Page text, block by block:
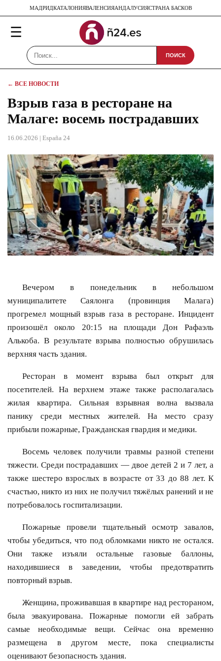
МАДРИДКАТАЛОНИЯВАЛЕНСИЯАНДАЛУСИЯСТРАНА БАСКОВ
☰
ПОИСК
← ВСЕ НОВОСТИ
Взрыв газа в ресторане на
Малаге: восемь пострадавших
16.06.2026 | España 24
Вечером в понедельник в небольшом
муниципалитете Саялонга (провинция Малага)
прогремел мощный взрыв газа в ресторане. Инцидент
произошёл около 20:15 на площади Дон Рафаэль
Алькоба. В результате взрыва полностью обрушилась
верхняя часть здания.
Ресторан в момент взрыва был открыт для
посетителей. На верхнем этаже также располагалась
жилая квартира. Сильная взрывная волна вызвала
панику среди местных жителей. На место сразу
прибыли пожарные, Гражданская гвардия и медики.
Восемь человек получили травмы разной степени
тяжести. Среди пострадавших — двое детей 2 и 7 лет, а
также шестеро взрослых в возрасте от 33 до 88 лет. К
счастью, никто из них не получил тяжёлых ранений и не
потребовалось госпитализации.
Пожарные провели тщательный осмотр завалов,
чтобы убедиться, что под обломками никто не остался.
Они также изъяли остальные газовые баллоны,
находившиеся в заведении, чтобы предотвратить
повторный взрыв.
Женщина, проживавшая в квартире над рестораном,
была эвакуирована. Пожарные помогли ей забрать
самые необходимые вещи. Сейчас она временно
размещена в другом месте, пока специалисты
оценивают безопасность здания.